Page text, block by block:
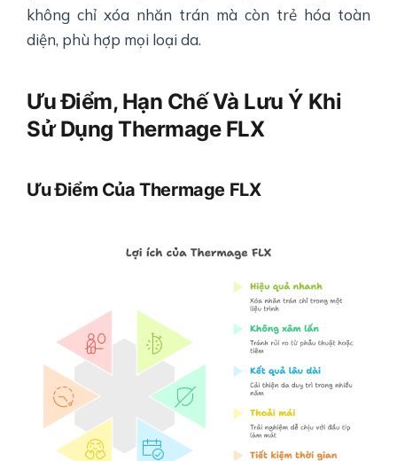
không chỉ xóa nhăn trán mà còn trẻ hóa toàn
diện, phù hợp mọi loại da.
Ưu Điểm, Hạn Chế Và Lưu Ý Khi
Sử Dụng Thermage FLX
Ưu Điểm Của Thermage FLX